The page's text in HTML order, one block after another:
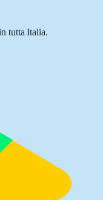
tutta Italia.